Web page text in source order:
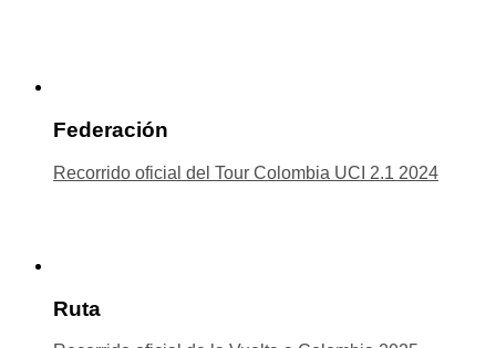
Federación
Recorrido oficial del Tour Colombia UCI 2.1 2024
Ruta